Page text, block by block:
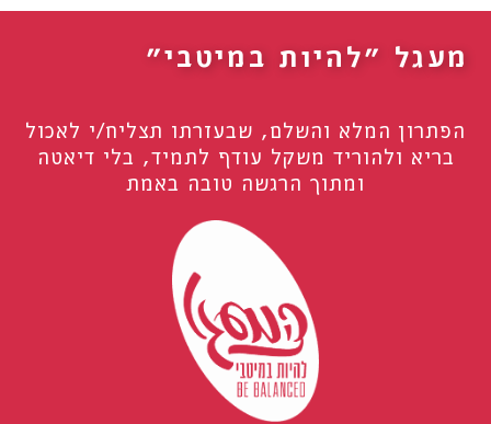
התוכנית תסייע לך:
מעגל "להיות במיטבי"
הפתרון המלא והשלם, שבעזרתו תצליח/י לאכול
בריא ולהוריד משקל עודף לתמיד, בלי דיאטה
ומתוך הרגשה טובה באמת